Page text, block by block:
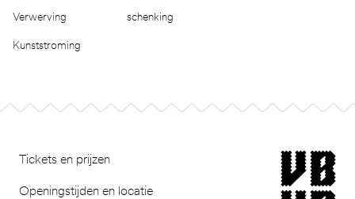
Verwerving schenking
Kunststroming
Tickets en prijzen
Openingstijden en locatie
museum van